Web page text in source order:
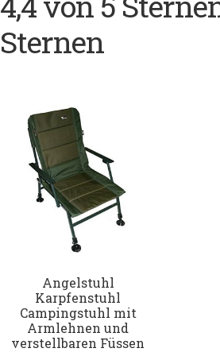
Sternen
Angelstuhl
Karpfenstuhl
Campingstuhl mit
Armlehnen und
verstellbaren Füssen